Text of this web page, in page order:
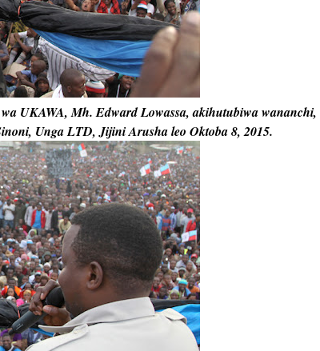
UKAWA, Mh. Edward Lowassa, akihutubiwa
Unga LTD, Jijini Arusha leo Oktoba 8, 2015.